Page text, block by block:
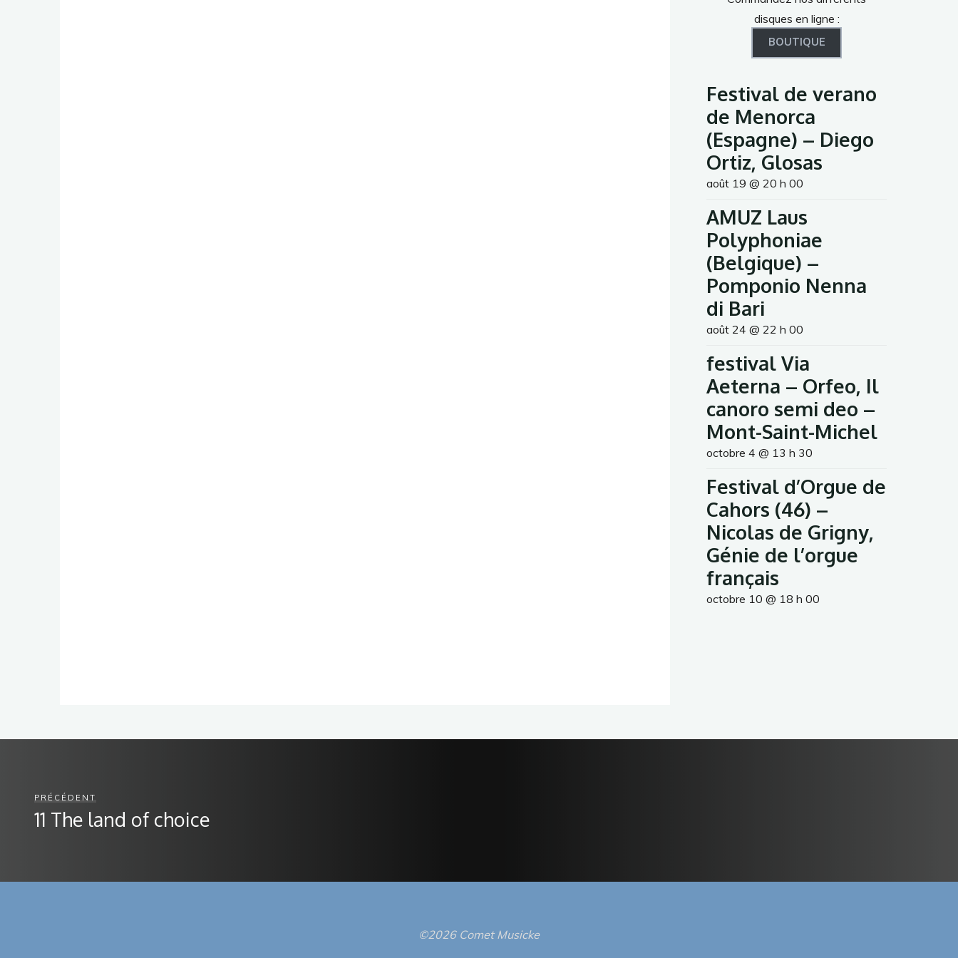
disques en ligne :
BOUTIQUE
Festival de verano
de Menorca
(Espagne) – Diego
Ortiz, Glosas
août 19 @ 20 h 00
AMUZ Laus
Polyphoniae
(Belgique) –
Pomponio Nenna
di Bari
août 24 @ 22 h 00
festival Via
Aeterna – Orfeo, Il
canoro semi deo –
Mont-Saint-Michel
octobre 4 @ 13 h 30
Festival d’Orgue de
Cahors (46) –
Nicolas de Grigny,
Génie de l’orgue
français
octobre 10 @ 18 h 00
PRÉCÉDENT
11 The land of choice
©2026 Comet Musicke